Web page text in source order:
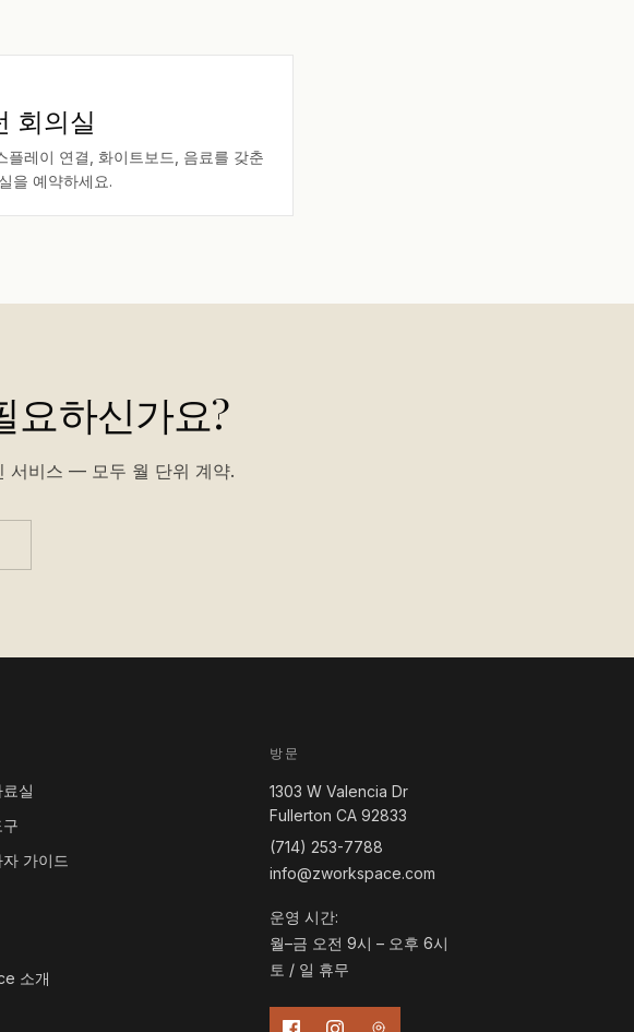
회의실
플레이 연결, 화이트보드, 음료를 갖춘
을 예약하세요.
요하신가요?
서비스 — 모두 월 단위 계약.
실
가이드
소개
방문
1303 W Valencia Dr
Fullerton CA 92833
(714) 253-7788
info@zworkspace.com
운영 시간:
월–금 오전 9시 – 오후 6시
토 / 일 휴무